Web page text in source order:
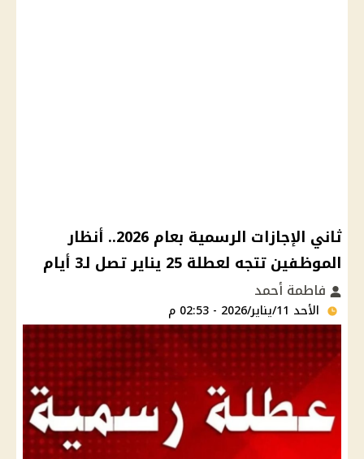
ثاني الإجازات الرسمية بعام 2026.. أنظار
الموظفين تتجه لعطلة 25 يناير تصل لـ3 أيام
فاطمة أحمد
الأحد 11/يناير/2026 - 02:53 م